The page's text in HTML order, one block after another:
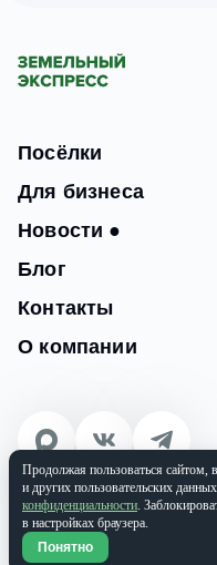
Посёлки
Для бизнеса
Новости ●
Блог
Контакты
О компании
© 2026 Все права защищены
ООО «ЗЕМЭКС» ИНН:
Политика конфиденциальности
Продолжая пользоваться сайтом,
и других пользовательских
конфиденциальности.
в настройках браузера.
Понятно